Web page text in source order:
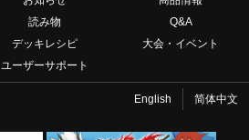
読み物
Q&A
デッキレシピ
大会・イベント
ユーザーサポート
English 简体中文